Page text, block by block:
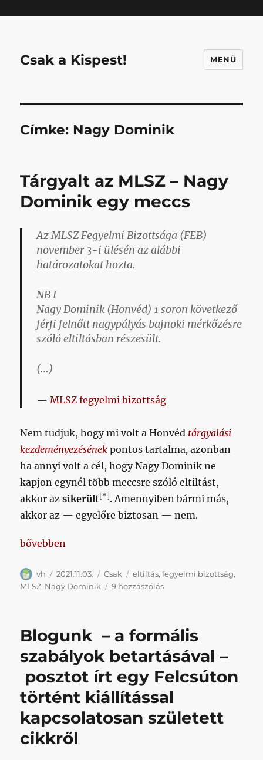
Csak a Kispest! MENÜ
Címke: Nagy Dominik
Tárgyalt az MLSZ – Nagy
Dominik egy meccs
Az MLSZ Fegyelmi Bizottsága (FEB)
november 3-i ülésén az alábbi
határozatokat hozta.
NB I
Nagy Dominik (Honvéd) 1 soron következő
férfi felnőtt nagypályás bajnoki mérkőzésre
szóló eltiltásban részesült.
(…)
MLSZ fegyelmi bizottság
Nem tudjuk, hogy mi volt a Honvéd tárgyalási
kezdeményezésének pontos tartalma, azonban
ha annyi volt a cél, hogy Nagy Dominik ne
kapjon egynél több meccsre szóló eltiltást,
akkor azsikerült[*]. Amennyiben bármi más,
akkor az — egyelőre biztosan — nem.
„Tárgyalt az MLSZ – Nagy Dominik egy meccs”
bővebben
Szerző
vh Közzétéve
2021.11.03. Kategória
Csak Címke
eltiltás,fegyelmi bizottság,
MLSZ, Nagy Dominik 9 hozzászólásTárgyalt
Nagy
egy
meccs
című
bejegyzéshez
Blogunk – a formális
szabályok betartásával –
posztot írt egy Felcsúton
történt kiállítással
kapcsolatosan született
cikkről